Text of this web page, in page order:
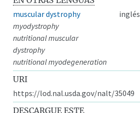
muscular dystrophy
inglés
myodystrophy
nutritional muscular
dystrophy
nutritional myodegeneration
URI
https://lod.nal.usda.gov/nalt/35049
DESCARGUE ESTE